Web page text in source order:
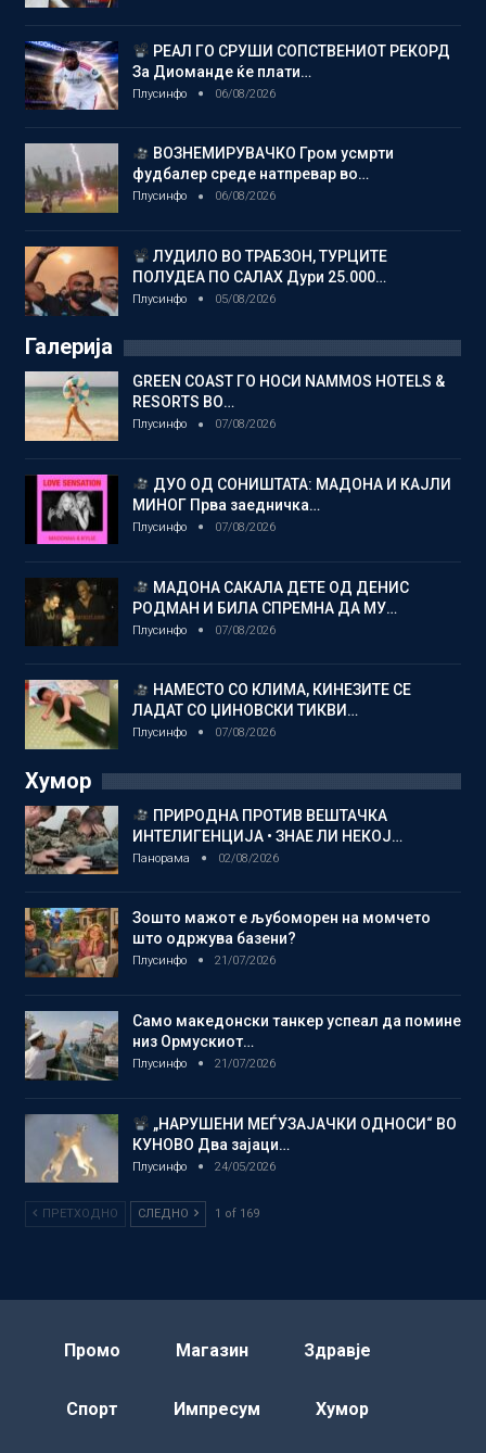
РЕАЛ ГО СРУШИ СОПСТВЕНИОТ РЕКОРД
За Диоманде ќе плати…
Плусинфо 06/08/2026
ВОЗНЕМИРУВАЧКО Гром усмрти
фудбалер среде натпревар во…
Плусинфо 06/08/2026
ЛУДИЛО ВО ТРАБЗОН, ТУРЦИТЕ
ПОЛУДЕА ПО САЛАХ Дури 25.000…
Плусинфо 05/08/2026
Галерија
GREEN COAST ГО НОСИ NAMMOS HOTELS &
RESORTS ВО…
Плусинфо 07/08/2026
ДУО ОД СОНИШТАТА: МАДОНА И КАЈЛИ
МИНОГ Прва заедничка…
Плусинфо 07/08/2026
МАДОНА САКАЛА ДЕТЕ ОД ДЕНИС
РОДМАН И БИЛА СПРЕМНА ДА МУ…
Плусинфо 07/08/2026
НАМЕСТО СО КЛИМА, КИНЕЗИТЕ СЕ
ЛАДАТ СО ЏИНОВСКИ ТИКВИ…
Плусинфо 07/08/2026
Хумор
ПРИРОДНА ПРОТИВ ВЕШТАЧКА
ИНТЕЛИГЕНЦИЈА • ЗНАЕ ЛИ НЕКОЈ…
Панорама 02/08/2026
Зошто мажот е љубоморен на момчето
што одржува базени?
Плусинфо 21/07/2026
Само македонски танкер успеал да помине
низ Ормускиот…
Плусинфо 21/07/2026
„НАРУШЕНИ МЕЃУЗАЈАЧКИ ОДНОСИ“ ВО
КУНОВО Два зајаци…
Плусинфо 24/05/2026
ПРЕТХОДНО СЛЕДНО 1 of 169
Промо Магазин Здравје
Спорт Импресум Хумор